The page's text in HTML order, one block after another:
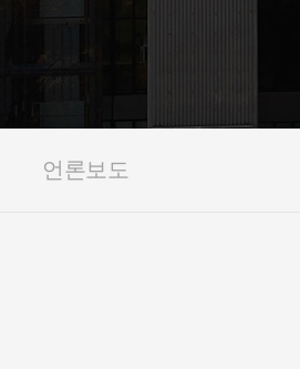
언론보도